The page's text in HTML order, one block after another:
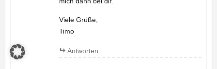
Viele Grüße,
Timo
Antworten